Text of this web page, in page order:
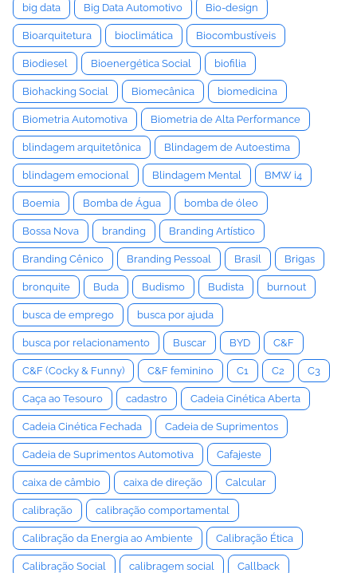
big data Big Data Automotivo Bio-design
Bioarquitetura bioclimática Biocombustíveis
Biodiesel Bioenergética Social biofilia
Biohacking Social Biomecânica biomedicina
Biometria Automotiva Biometria de Alta Performance
blindagem arquitetônica Blindagem de Autoestima
blindagem emocional Blindagem Mental BMW i4
Boemia Bomba de Água bomba de óleo
Bossa Nova branding Branding Artístico
Branding Cênico Branding Pessoal Brasil Brigas
bronquite Buda Budismo Budista burnout
busca de emprego busca por ajuda
busca por relacionamento Buscar BYD C&F
C&F (Cocky & Funny) C&F feminino C1 C2 C3
Caça ao Tesouro cadastro Cadeia Cinética Aberta
Cadeia Cinética Fechada Cadeia de Suprimentos
Cadeia de Suprimentos Automotiva Cafajeste
caixa de câmbio caixa de direção Calcular
calibração calibração comportamental
Calibração da Energia ao Ambiente Calibração Ética
Calibração Social calibragem social Callback